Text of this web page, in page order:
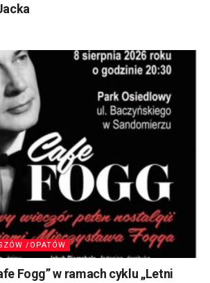
/OPATÓW
Fogg” w ramach cyklu „Letni